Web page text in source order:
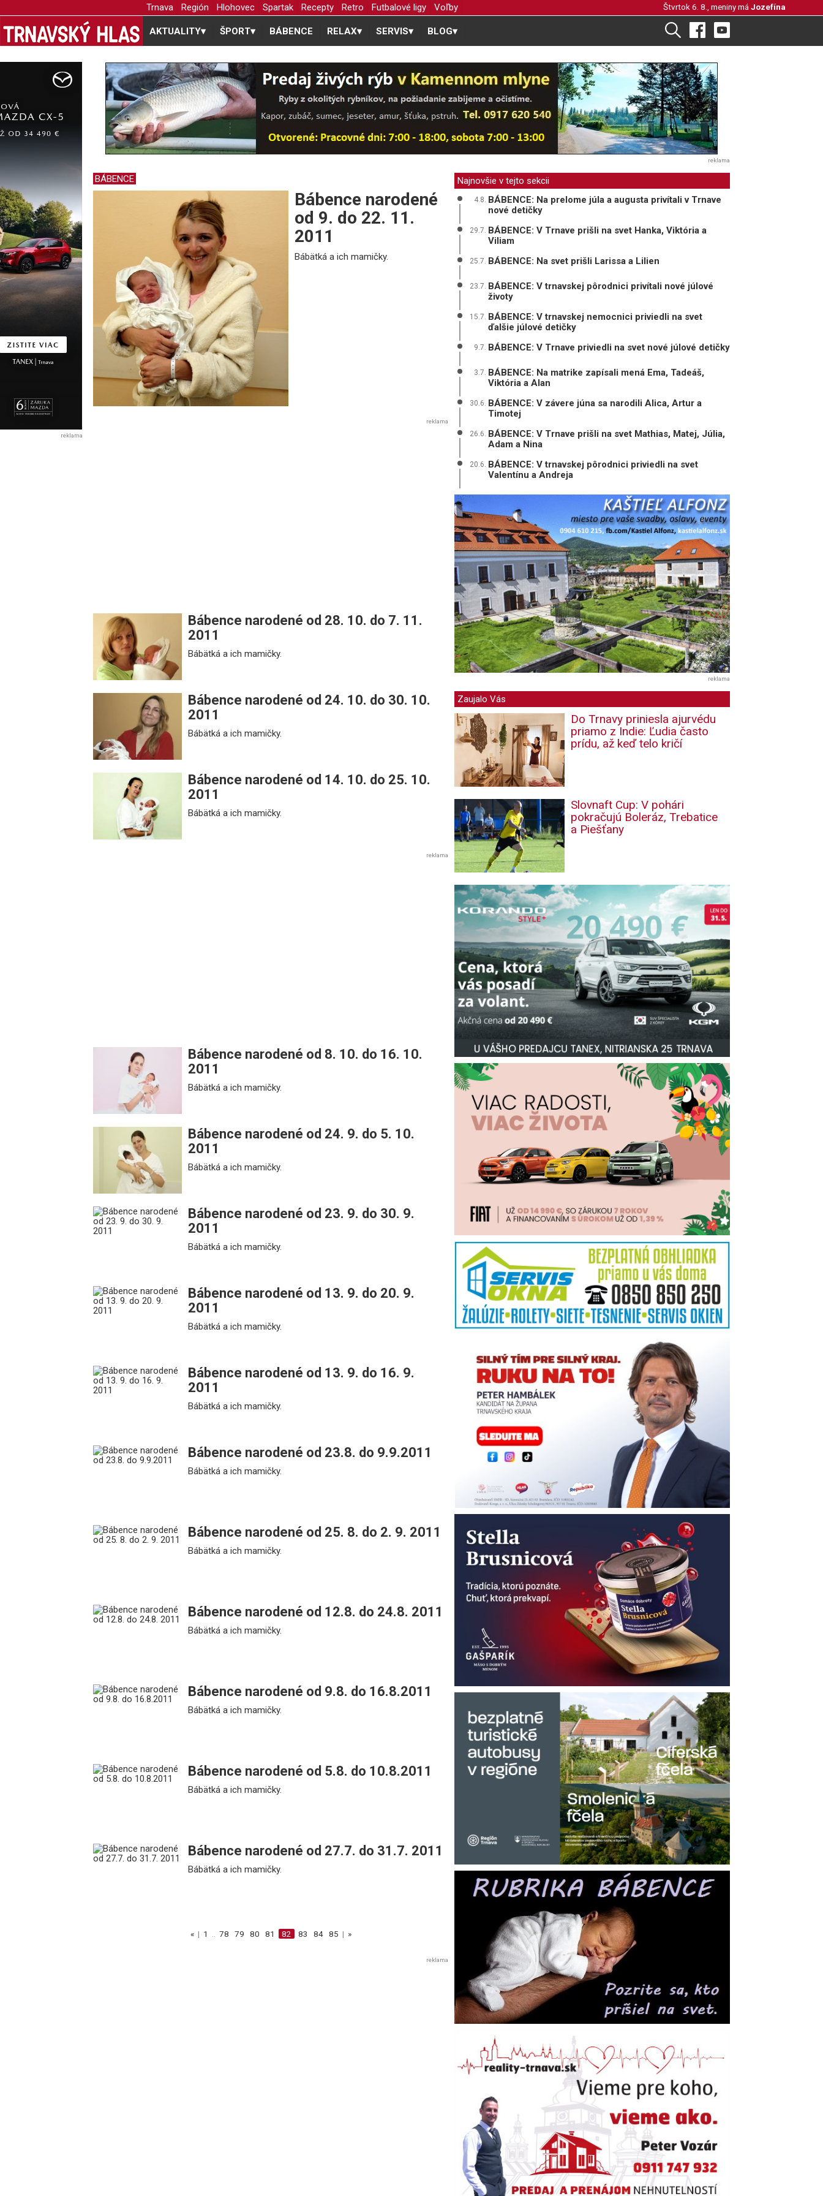
Trnava Región Hlohovec Spartak Recepty Retro Futbalové ligy Voľby Štvrtok 6. 8., meniny má Jozefína
AKTUALITY▾ ŠPORT▾ BÁBENCE RELAX▾ SERVIS▾ BLOG▾
reklama
BÁBENCE
Bábence narodené
od 9. do 22. 11.
2011
Bábätká a ich mamičky.
reklama
Bábence narodené od 28. 10. do 7. 11.
2011
Bábätká a ich mamičky.
Bábence narodené od 24. 10. do 30. 10.
2011
Bábätká a ich mamičky.
Bábence narodené od 14. 10. do 25. 10.
2011
Bábätká a ich mamičky.
reklama
Bábence narodené od 8. 10. do 16. 10.
2011
Bábätká a ich mamičky.
Bábence narodené od 24. 9. do 5. 10.
2011
Bábätká a ich mamičky.
Bábence narodené od 23. 9. do 30. 9.
2011
Bábätká a ich mamičky.
Bábence narodené od 13. 9. do 20. 9.
2011
Bábätká a ich mamičky.
Bábence narodené od 13. 9. do 16. 9.
2011
Bábätká a ich mamičky.
Bábence narodené od 23.8. do 9.9.2011
Bábätká a ich mamičky.
Bábence narodené od 25. 8. do 2. 9. 2011
Bábätká a ich mamičky.
Bábence narodené od 12.8. do 24.8. 2011
Bábätká a ich mamičky.
Bábence narodené od 9.8. do 16.8.2011
Bábätká a ich mamičky.
Bábence narodené od 5.8. do 10.8.2011
Bábätká a ich mamičky.
Bábence narodené od 27.7. do 31.7. 2011
Bábätká a ich mamičky.
« | 1 .. 78 79 80 81 82 83 84 85 | »
reklama
Najnovšie v tejto sekcii
4.8. BÁBENCE: Na prelome júla a augusta privítali v Trnave
nové detičky
29.7. BÁBENCE: V Trnave prišli na svet Hanka, Viktória a
Viliam
25.7. BÁBENCE: Na svet prišli Larissa a Lilien
23.7. BÁBENCE: V trnavskej pôrodnici privítali nové júlové
životy
15.7. BÁBENCE: V trnavskej nemocnici priviedli na svet
ďalšie júlové detičky
9.7. BÁBENCE: V Trnave priviedli na svet nové júlové detičky
3.7. BÁBENCE: Na matrike zapísali mená Ema, Tadeáš,
Viktória a Alan
30.6. BÁBENCE: V závere júna sa narodili Alica, Artur a
Timotej
26.6. BÁBENCE: V Trnave prišli na svet Mathias, Matej, Júlia,
Adam a Nina
20.6. BÁBENCE: V trnavskej pôrodnici priviedli na svet
Valentínu a Andreja
reklama
Zaujalo Vás
Do Trnavy priniesla ajurvédu
priamo z Indie: Ľudia často
prídu, až keď telo kričí
Slovnaft Cup: V pohári
pokračujú Boleráz, Trebatice
a Piešťany
reklama